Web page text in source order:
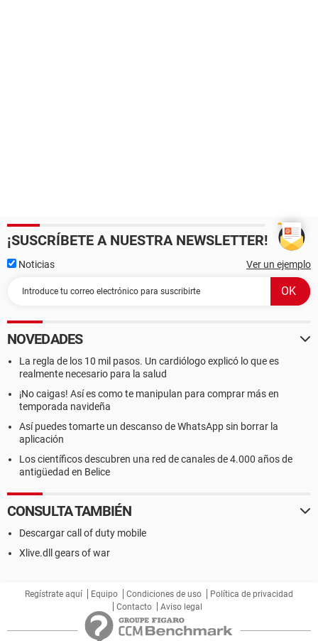
¡SUSCRÍBETE A NUESTRA NEWSLETTER!
Noticias Ver un ejemplo
NOVEDADES
La regla de los 10 mil pasos. Un cardiólogo explicó lo que es
realmente necesario para la salud
¡No caigas! Así es como te manipulan para comprar más en
temporada navideña
Así puedes tomarte un descanso de WhatsApp sin borrar la
aplicación
Los científicos descubren una red de canales de 4.000 años de
antigüedad en Belice
CONSULTA TAMBIÉN
Descargar call of duty mobile
Xlive.dll gears of war
Regístrate aquí Equipo Condiciones de uso
Política de privacidad
Contacto
Aviso legal